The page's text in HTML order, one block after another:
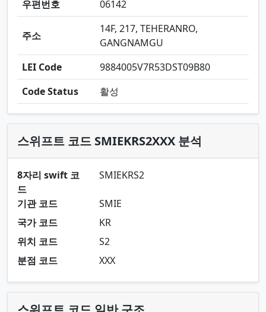
우편번호
06142
주소
14F, 217, TEHERANRO,
GANGNAMGU
LEI Code
9884005V7R53DST09B80
Code Status
활성
스위프트 코드 SMIEKRS2XXX 분석
8자리 swift 코
드
SMIEKRS2
기관 코드
SMIE
국가 코드
KR
위치 코드
S2
분점 코드
XXX